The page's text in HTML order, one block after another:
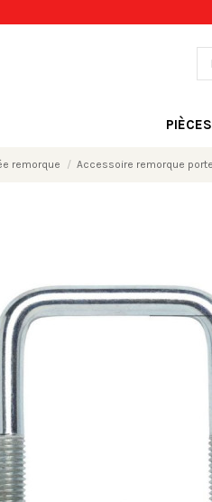
remorque Accessoire remorque